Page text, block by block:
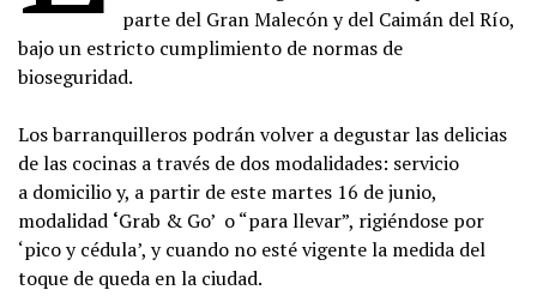
parte del Gran Malecón y del Caimán del Río,
bajo un estricto cumplimiento de normas de
bioseguridad.
Los barranquilleros podrán volver a degustar las delicias
de las cocinas a través de dos modalidades: servicio
a domicilio y, a partir de este martes 16 de junio,
modalidad ‘Grab & Go’ o “para llevar”, rigiéndose por
‘pico y cédula’, y cuando no esté vigente la medida del
toque de queda en la ciudad.